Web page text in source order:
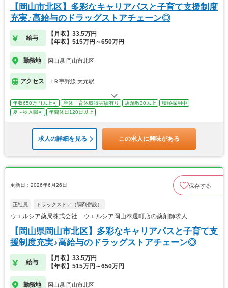
【岡山市北区】多彩なキャリアパスと子育て支援制度
充実♪高給与のドラッグストアチェーン◎
給与
【月収】33.5万円
【年収】515万円～650万円
勤務地 岡山県 岡山市北区
アクセス ＪＲ宇野線 大元駅
年収650万円以上可 産休・育休取得実績有り 店舗数30以上
積極採用中
夏～秋入職可
年間休日120日以上
求人の詳細を見る この求人に興味がある
更新日：2026年6月26日 保存する
正社員 ドラッグストア（調剤併設）
ウエルシア薬局株式会社 ウエルシア岡山奉還町店の薬剤師求人
【岡山県岡山市北区】多彩なキャリアパスと子育て支
援制度充実♪高給与のドラッグストアチェーン◎
給与
【月収】33.5万円
【年収】515万円～650万円
勤務地 岡山県 岡山市北区